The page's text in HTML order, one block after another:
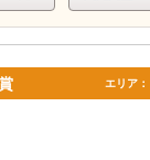
エリア：